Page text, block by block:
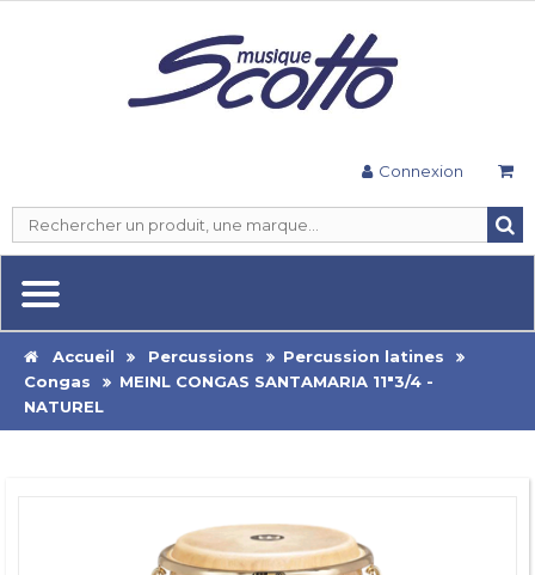
Connexion
Accueil Percussions
Percussion latines
Congas
MEINL CONGAS SANTAMARIA 11"3/4 -
NATUREL